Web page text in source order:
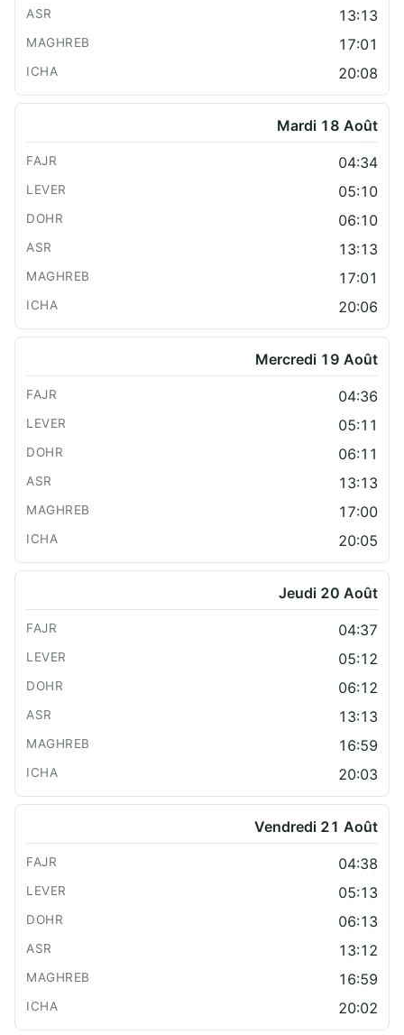
13:13
17:01
20:08
Mardi 18 Août
04:34
05:10
06:10
13:13
17:01
20:06
Mercredi 19 Août
04:36
05:11
06:11
13:13
17:00
20:05
Jeudi 20 Août
04:37
05:12
06:12
13:13
16:59
20:03
Vendredi 21 Août
04:38
05:13
06:13
13:12
16:59
20:02